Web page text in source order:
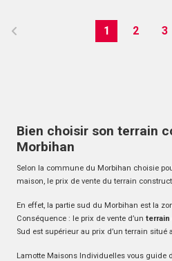
1 2 3
Bien choisir son terrain
Morbihan
Selon la commune du Morbihan choisie
maison, le prix de vente du terrain
En effet, la partie sud du Morbihan est la
Conséquence : le prix de vente d’un terrain
Sud est supérieur au prix d’un terrain situé
Lamotte Maisons Individuelles vous guide